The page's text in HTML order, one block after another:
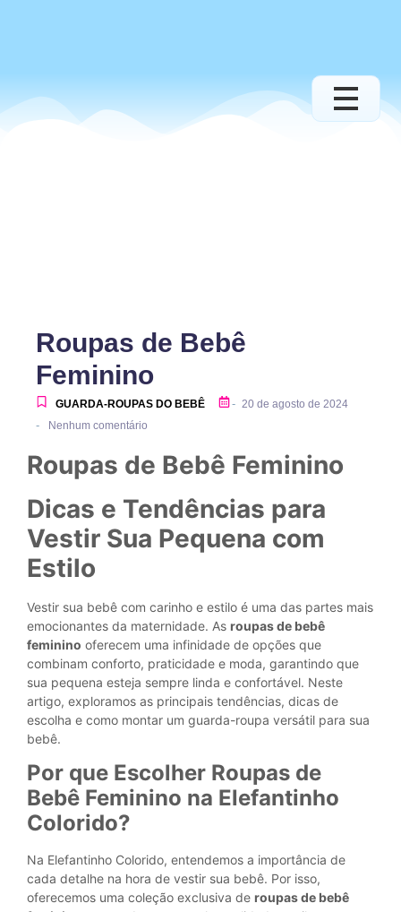
Roupas de Bebê
Feminino
GUARDA-ROUPAS DO BEBÊ - 20 de agosto de 2024
- Nenhum comentário
Roupas de Bebê Feminino
Dicas e Tendências para
Vestir Sua Pequena com
Estilo
Vestir sua bebê com carinho e estilo é uma das partes mais
emocionantes da maternidade. As roupas de bebê
feminino oferecem uma infinidade de opções que
combinam conforto, praticidade e moda, garantindo que
sua pequena esteja sempre linda e confortável. Neste
artigo, exploramos as principais tendências, dicas de
escolha e como montar um guarda-roupa versátil para sua
bebê.
Por que Escolher Roupas de
Bebê Feminino na Elefantinho
Colorido?
Na Elefantinho Colorido, entendemos a importância de
cada detalhe na hora de vestir sua bebê. Por isso,
oferecemos uma coleção exclusiva de roupas de bebê